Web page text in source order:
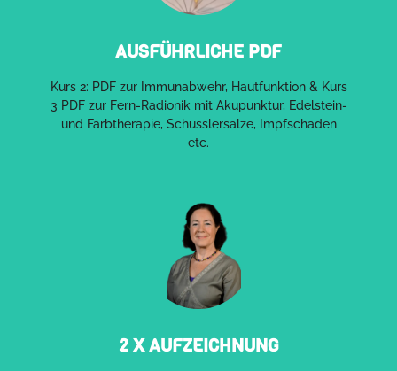
AUSFÜHRLICHE PDF
Kurs 2: PDF zur Immunabwehr, Hautfunktion & Kurs
3 PDF zur Fern-Radionik mit Akupunktur, Edelstein-
und Farbtherapie, Schüsslersalze, Impfschäden
etc.
2 X AUFZEICHNUNG